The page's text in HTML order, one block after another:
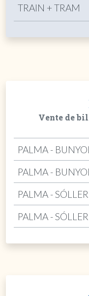
TRAIN + TRAM
Vente de
PALMA -
PALMA -
PALMA - SÓLLER
PALMA -